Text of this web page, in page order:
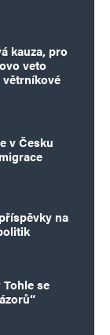
kauza, pro
veto
větrníkové
v Česku
na
se